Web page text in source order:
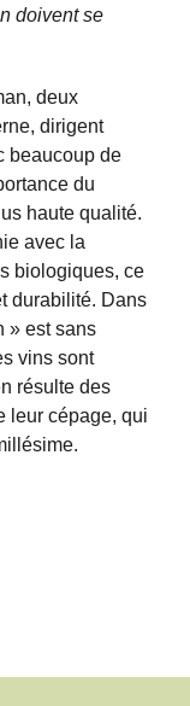
doivent se
deux
dirigent
beaucoup de
du
haute qualité.
avec la
biologiques, ce
durabilité. Dans
» est sans
vins sont
résulte des
leur cépage, qui